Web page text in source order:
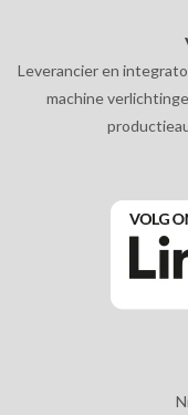
Leverancier en
machine